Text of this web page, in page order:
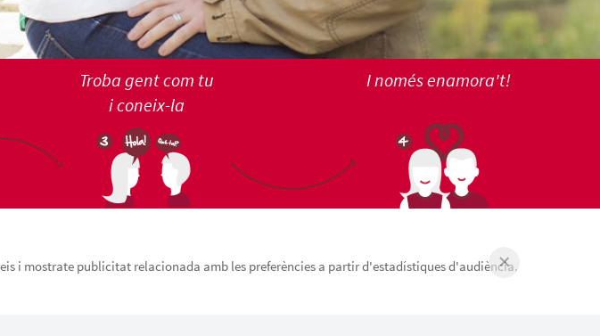
Troba gent com tu
i coneix-la
I només enamora't!
i mostrate publicitat relacionada amb les preferències a partir d'estadístiques d'audiència.